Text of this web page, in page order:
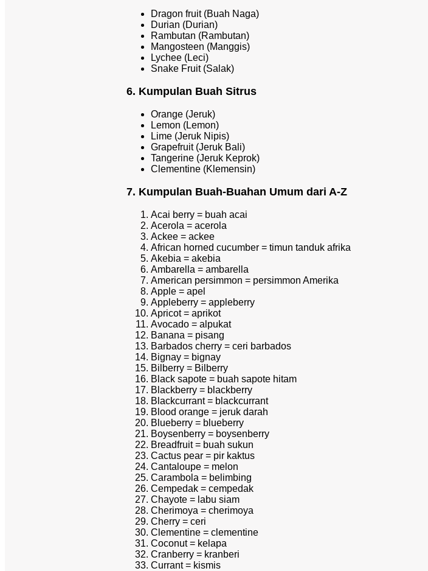
Dragon fruit (Buah Naga)
Durian (Durian)
Rambutan (Rambutan)
Mangosteen (Manggis)
Lychee (Leci)
Snake Fruit (Salak)
6. Kumpulan Buah Sitrus
Orange (Jeruk)
Lemon (Lemon)
Lime (Jeruk Nipis)
Grapefruit (Jeruk Bali)
Tangerine (Jeruk Keprok)
Clementine (Klemensin)
7. Kumpulan Buah-Buahan Umum dari A-Z
Acai berry = buah acai
Acerola = acerola
Ackee = ackee
African horned cucumber = timun tanduk afrika
Akebia = akebia
Ambarella = ambarella
American persimmon = persimmon Amerika
Apple = apel
Appleberry = appleberry
Apricot = aprikot
Avocado = alpukat
Banana = pisang
Barbados cherry = ceri barbados
Bignay = bignay
Bilberry = Bilberry
Black sapote = buah sapote hitam
Blackberry = blackberry
Blackcurrant = blackcurrant
Blood orange = jeruk darah
Blueberry = blueberry
Boysenberry = boysenberry
Breadfruit = buah sukun
Cactus pear = pir kaktus
Cantaloupe = melon
Carambola = belimbing
Cempedak = cempedak
Chayote = labu siam
Cherimoya = cherimoya
Cherry = ceri
Clementine = clementine
Coconut = kelapa
Cranberry = kranberi
Currant = kismis